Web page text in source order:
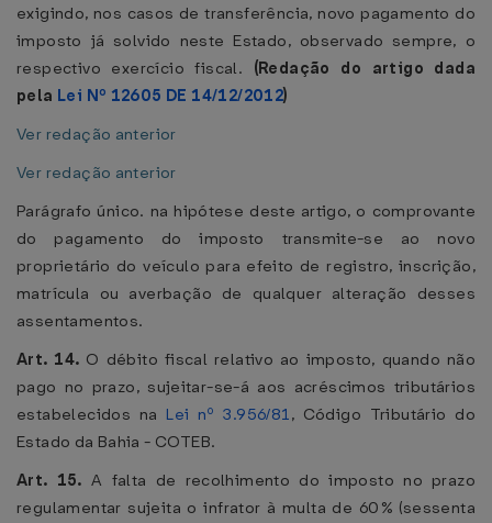
exigindo, nos casos de transferência, novo pagamento do
imposto já solvido neste Estado, observado sempre, o
respectivo exercício fiscal. (Redação do artigo dada
pela Lei Nº 12605 DE 14/12/2012)
Ver redação anterior
Ver redação anterior
Parágrafo único. na hipótese deste artigo, o comprovante
do pagamento do imposto transmite-se ao novo
proprietário do veículo para efeito de registro, inscrição,
matrícula ou averbação de qualquer alteração desses
assentamentos.
Art. 14. O débito fiscal relativo ao imposto, quando não
pago no prazo, sujeitar-se-á aos acréscimos tributários
estabelecidos na Lei nº 3.956/81, Código Tributário do
Estado da Bahia - COTEB.
Art. 15. A falta de recolhimento do imposto no prazo
regulamentar sujeita o infrator à multa de 60% (sessenta